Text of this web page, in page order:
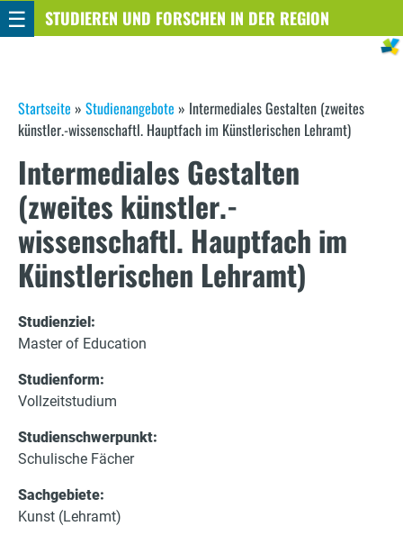
Direkt
zum
STUDIEREN UND FORSCHEN IN DER REGION
STUTTGART
☰
S
i
e
s
i
n
d
h
i
r
Startseite » Studienangebote » Intermediales Gestalten (zweites
künstler.-wissenschaftl. Hauptfach im Künstlerischen Lehramt)
Intermediales Gestalten
(zweites künstler.-
wissenschaftl. Hauptfach im
Künstlerischen Lehramt)
Studienziel:
Master of Education
Studienform:
Vollzeitstudium
Studienschwerpunkt:
Schulische Fächer
Sachgebiete:
Kunst (Lehramt)